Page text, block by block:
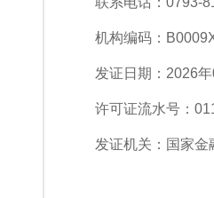
机构编码：
发证日期：2026
许可证流水号：
发证机关：国家